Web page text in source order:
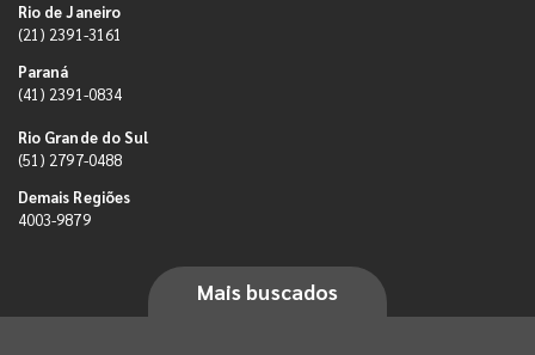
Rio de Janeiro
(21) 2391-3161
Paraná
(41) 2391-0834
Rio Grande do Sul
(51) 2797-0488
Demais Regiões
4003-9879
Mais buscados